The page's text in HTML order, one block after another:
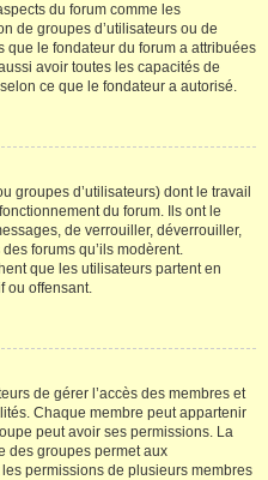
du forum comme les
de groupes d’utilisateurs ou de
que le fondateur du forum a attribuées
avoir toutes les capacités de
ce que le fondateur a autorisé.
groupes d’utilisateurs) dont le travail
du forum. Ils ont le
de verrouiller, déverrouiller,
forums qu’ils modèrent.
que les utilisateurs partent en
ou offensant.
de gérer l’accès des membres et
Chaque membre peut appartenir
peut avoir ses permissions. La
des groupes permet aux
permissions de plusieurs membres